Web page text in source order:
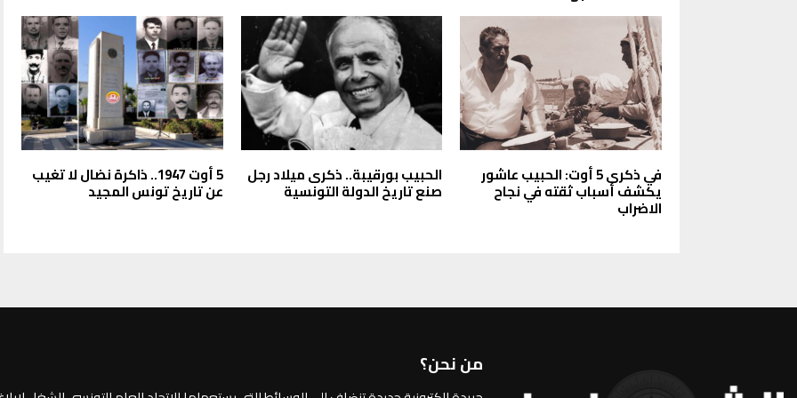
في ذكرى 5 أوت: الحبيب عاشور
يكشف أسباب ثقته في نجاح
الاضراب
الحبيب بورقيبة.. ذكرى ميلاد رجل
صنع تاريخ الدولة التونسية
5 أوت 1947.. ذاكرة نضال لا تغيب
عن تاريخ تونس المجيد
من نحن؟